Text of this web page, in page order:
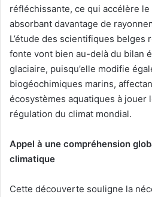
réfléchissante, ce qui accélère
absorbant davantage de
L’étude des scientifiques belges
fonte vont bien au-delà du bilan
glaciaire, puisqu’elle modifie
biogéochimiques marins,
écosystèmes aquatiques à jouer
régulation du climat mondial.
Appel à une compréhension
climatique
Cette découverte souligne la